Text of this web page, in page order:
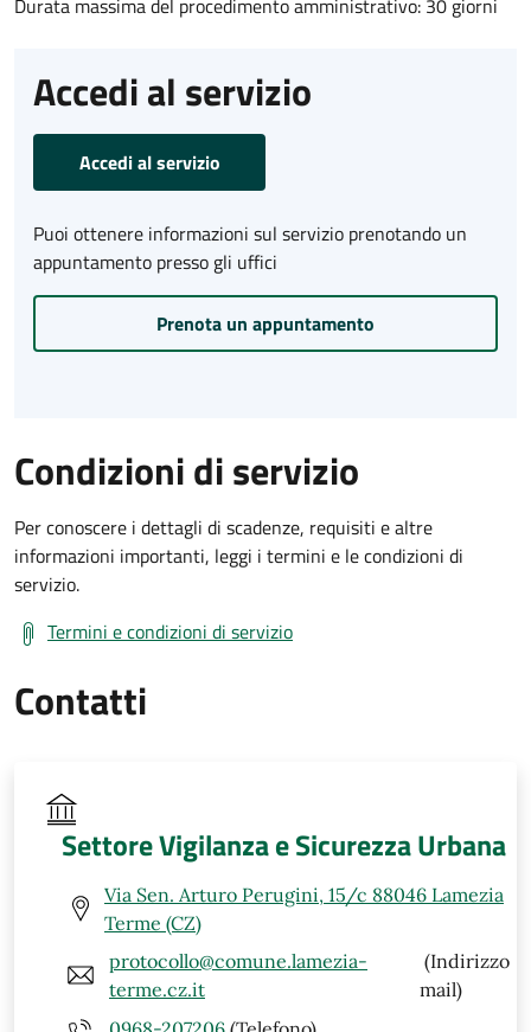
Accedi al servizio
Accedi al servizio
Puoi ottenere informazioni sul servizio prenotando un
appuntamento presso gli uffici
Prenota un appuntamento
Condizioni di servizio
Per conoscere i dettagli di scadenze, requisiti e altre
informazioni importanti, leggi i termini e le condizioni di
servizio.
Termini e condizioni di servizio
Contatti
Settore Vigilanza e Sicurezza Urbana
Via Sen. Arturo Perugini, 15/c 88046 Lamezia
Terme (CZ)
protocollo@comune.lamezia-
terme.cz.it
(Indirizzo
mail)